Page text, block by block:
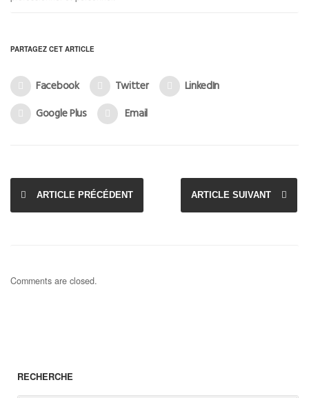
PARTAGEZ CET ARTICLE
Facebook Twitter
LinkedIn
Google Plus
Email
ARTICLE PRÉCÉDENT ARTICLE SUIVANT
Comments are closed.
RECHERCHE